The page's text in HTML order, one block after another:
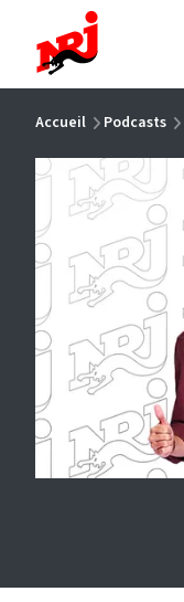
Accueil Podcasts